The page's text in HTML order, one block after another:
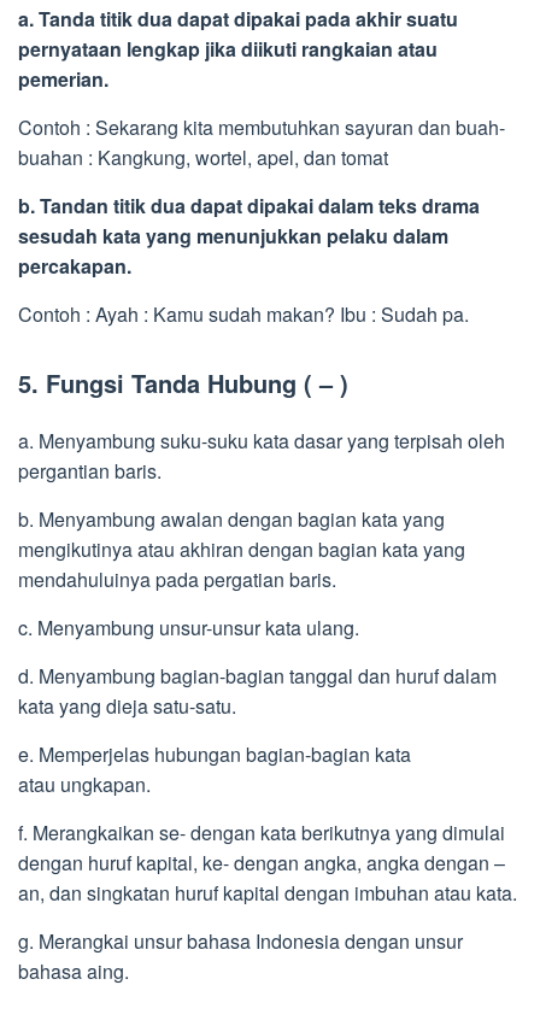
a. Tanda titik dua dapat dipakai pada akhir suatu
pernyataan lengkap jika diikuti rangkaian atau
pemerian.
Contoh : Sekarang kita membutuhkan sayuran dan buah-
buahan : Kangkung, wortel, apel, dan tomat
b. Tandan titik dua dapat dipakai dalam teks drama
sesudah kata yang menunjukkan pelaku dalam
percakapan.
Contoh : Ayah : Kamu sudah makan? Ibu : Sudah pa.
5. Fungsi Tanda Hubung ( – )
a. Menyambung suku-suku kata dasar yang terpisah oleh
pergantian baris.
b. Menyambung awalan dengan bagian kata yang
mengikutinya atau akhiran dengan bagian kata yang
mendahuluinya pada pergatian baris.
c. Menyambung unsur-unsur kata ulang.
d. Menyambung bagian-bagian tanggal dan huruf dalam
kata yang dieja satu-satu.
e. Memperjelas hubungan bagian-bagian kata
atau ungkapan.
f. Merangkaikan se- dengan kata berikutnya yang dimulai
dengan huruf kapital, ke- dengan angka, angka dengan –
an, dan singkatan huruf kapital dengan imbuhan atau kata.
g. Merangkai unsur bahasa Indonesia dengan unsur
bahasa aing.